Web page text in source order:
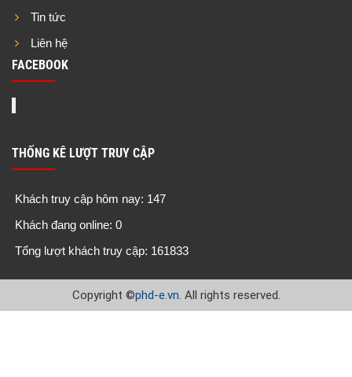
Tin tức
Liên hệ
FACEBOOK
THỐNG KÊ LƯỢT TRUY CẬP
Khách truy cập hôm nay: 147
Khách đang online: 0
Tổng lượt khách truy cập: 161833
Copyright ©phd-e.vn. All rights reserved.